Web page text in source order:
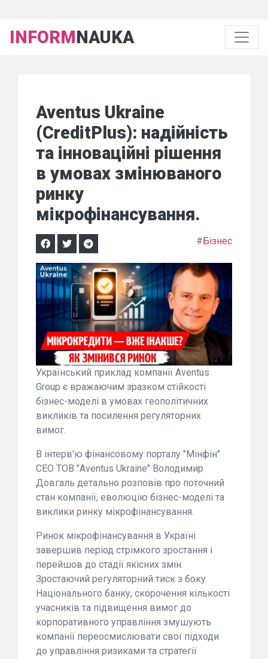
INFORMNAUKA
Aventus Ukraine
(CreditPlus): надійність
та інноваційні рішення
в умовах змінюваного
ринку
мікрофінансування.
#Бізнес
Український приклад компанії Aventus
Group є вражаючим зразком стійкості
бізнес-моделі в умовах геополітичних
викликів та посилення регуляторних
вимог.
В інтерв'ю фінансовому порталу "Мінфін"
CEO ТОВ "Aventus Ukraine" Володимир
Довгаль детально розповів про поточний
стан компанії, еволюцію бізнес-моделі та
виклики ринку мікрофінансування.
Ринок мікрофінансування в Україні
завершив період стрімкого зростання і
перейшов до стадії якісних змін.
Зростаючий регуляторний тиск з боку
Національного банку, скорочення кількості
учасників та підвищення вимог до
корпоративного управління змушують
компанії переосмислювати свої підходи
до управління ризиками та стратегії